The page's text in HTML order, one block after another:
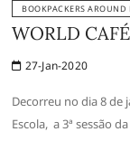
BOOKPACKERS AROUND
WORLD
27-Jan-2020
Decorreu no dia 8 de
Escola, a 3ª sessão